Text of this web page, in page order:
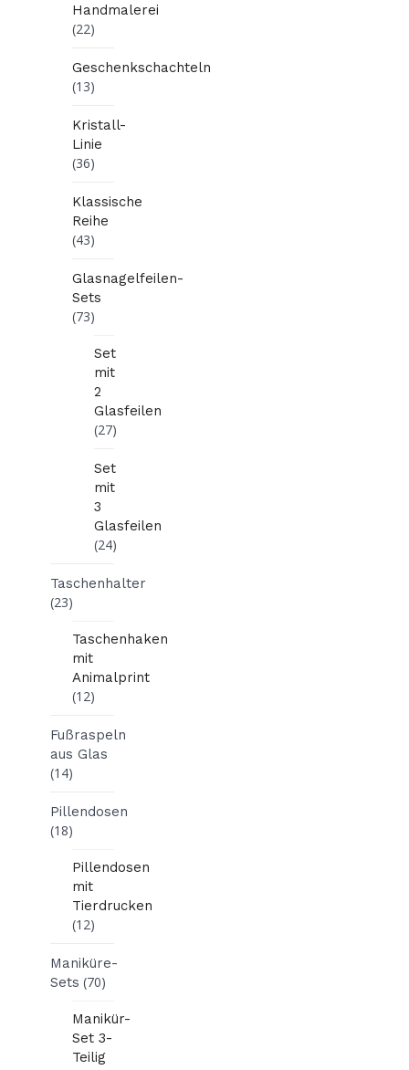
Handmalerei
(22)
Geschenkschachteln
(13)
Kristall-
Linie
(36)
Klassische
Reihe
(43)
Glasnagelfeilen-
Sets
(73)
Set
mit
2
Glasfeilen
(27)
Set
mit
3
Glasfeilen
(24)
Taschenhalter
(23)
Taschenhaken
mit
Animalprint
(12)
Fußraspeln
aus Glas
(14)
Pillendosen
(18)
Pillendosen
mit
Tierdrucken
(12)
Maniküre-
Sets (70)
Manikür-
Set 3-
Teilig